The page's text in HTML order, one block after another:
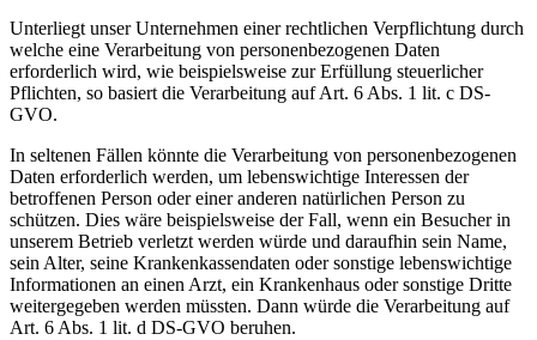
Unterliegt unser Unternehmen einer rechtlichen Verpflichtung durch
welche eine Verarbeitung von personenbezogenen Daten
erforderlich wird, wie beispielsweise zur Erfüllung steuerlicher
Pflichten, so basiert die Verarbeitung auf Art. 6 Abs. 1 lit. c DS-
GVO.
In seltenen Fällen könnte die Verarbeitung von personenbezogenen
Daten erforderlich werden, um lebenswichtige Interessen der
betroffenen Person oder einer anderen natürlichen Person zu
schützen. Dies wäre beispielsweise der Fall, wenn ein Besucher in
unserem Betrieb verletzt werden würde und daraufhin sein Name,
sein Alter, seine Krankenkassendaten oder sonstige lebenswichtige
Informationen an einen Arzt, ein Krankenhaus oder sonstige Dritte
weitergegeben werden müssten. Dann würde die Verarbeitung auf
Art. 6 Abs. 1 lit. d DS-GVO beruhen.